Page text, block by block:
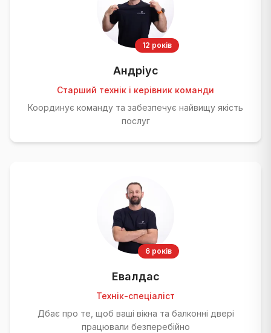
12 років
Андріус
Старший технік і керівник команди
Координує команду та забезпечує найвищу якість
послуг
6 років
Евалдас
Технік-спеціаліст
Дбає про те, щоб ваші вікна та балконні двері
працювали безперебійно